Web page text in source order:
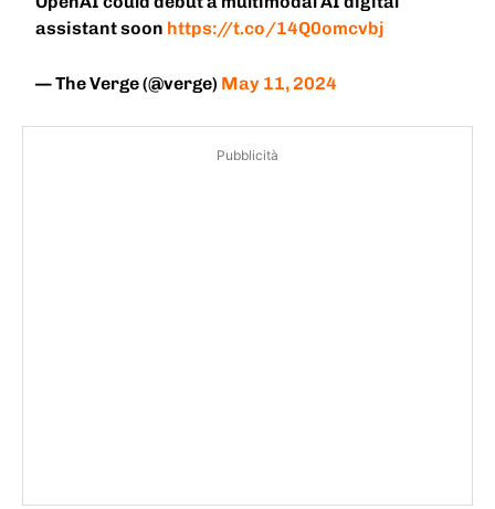
assistant soon https://t.co/14Q0omcvbj
— The Verge (@verge) May 11, 2024
Pubblicità